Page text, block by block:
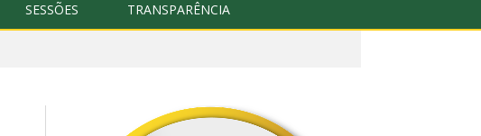
SESSÕES TRANSPARÊNCIA